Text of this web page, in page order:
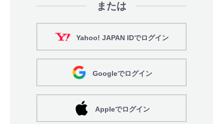
または
Yahoo! JAPAN IDでログイン
Googleでログイン
Appleでログイン